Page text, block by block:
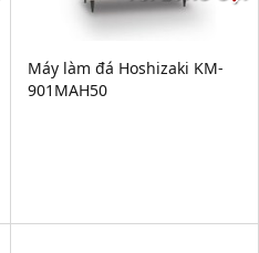
Máy làm đá Hoshizaki KM-
901MAH50